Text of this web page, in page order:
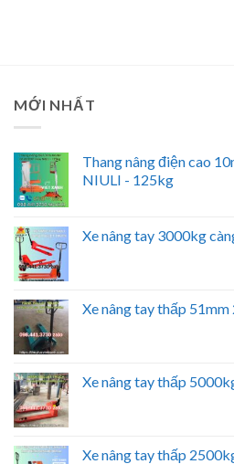
MỚI NHẤT
Thang nâng điện cao
NIULI - 125kg
Xe nâng tay 3000kg
Xe nâng tay thấp
Xe nâng tay thấp
Xe nâng tay thấp